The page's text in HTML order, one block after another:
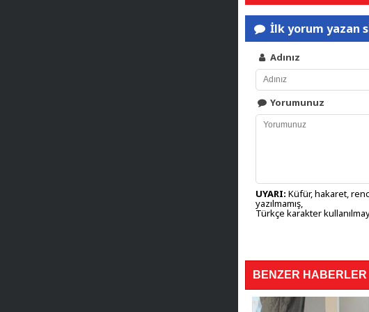
İlk yorum yazan
Adınız
Yorumunuz
UYARI: Küfür, hakaret,
yazılmamış,
Türkçe karakter
BENZER HABERLER